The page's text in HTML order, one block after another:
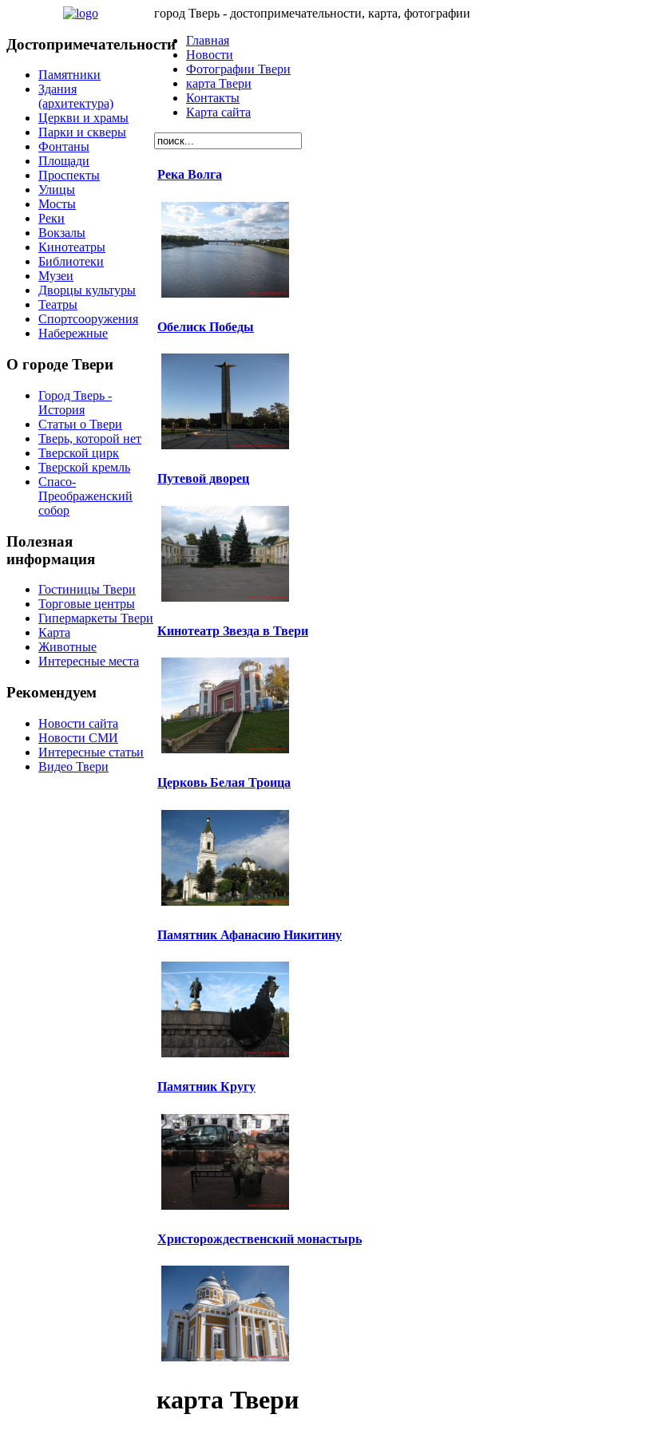
Достопримечательности
Памятники
Здания
(архитектура)
Церкви и храмы
Парки и скверы
Фонтаны
Площади
Проспекты
Улицы
Мосты
Реки
Вокзалы
Кинотеатры
Библиотеки
Музеи
Дворцы культуры
Театры
Спортсооружения
Набережные
О городе Твери
Город Тверь -
История
Статьи о Твери
Тверь, которой нет
Тверской цирк
Тверской кремль
Спасо-
Преображенский
собор
Полезная
информация
Гостиницы Твери
Торговые центры
Гипермаркеты Твери
Карта
Животные
Интересные места
Рекомендуем
Новости сайта
Новости СМИ
Интересные статьи
Видео Твери
город Тверь - достопримечательности, карта, фотографии
Главная
Новости
Фотографии Твери
карта Твери
Контакты
Карта сайта
Река Волга
Обелиск Победы
Путевой дворец
Кинотеатр Звезда в Твери
Церковь Белая Троица
Памятник Афанасию Никитину
Памятник Кругу
Христорождественский монастырь
карта Твери